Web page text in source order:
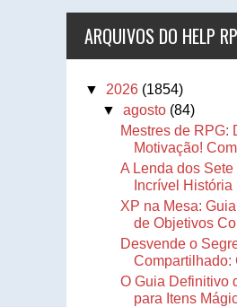
ARQUIVOS DO HELP
▼ 2026 (1854)
▼agosto (84)
Mestres de RPG:
Motivação!
A Lenda dos Sete
Incrível História
XP na Mesa:
de Objetivos
Desvende o
Compartilhado:
O Guia Definitivo
para Itens